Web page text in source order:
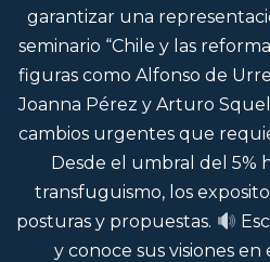
garantizar una
seminario “Chile y las
figuras como Alfonso de
Joanna Pérez y Arturo
cambios urgentes que
Desde el umbral del 5%
transfuguismo, los
posturas y propuestas.
y conoce sus visiones en